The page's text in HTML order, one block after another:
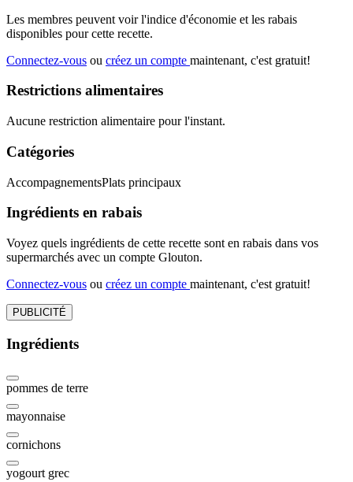
Les membres peuvent voir l'indice d'économie et les rabais
disponibles pour cette recette.
Connectez-vous ou créez un compte maintenant, c'est gratuit!
Restrictions alimentaires
Aucune restriction alimentaire pour l'instant.
Catégories
AccompagnementsPlats principaux
Ingrédients en rabais
Voyez quels ingrédients de cette recette sont en rabais dans vos
supermarchés avec un compte Glouton.
Connectez-vous ou créez un compte maintenant, c'est gratuit!
PUBLICITÉ
Ingrédients
pommes de terre
mayonnaise
cornichons
yogourt grec